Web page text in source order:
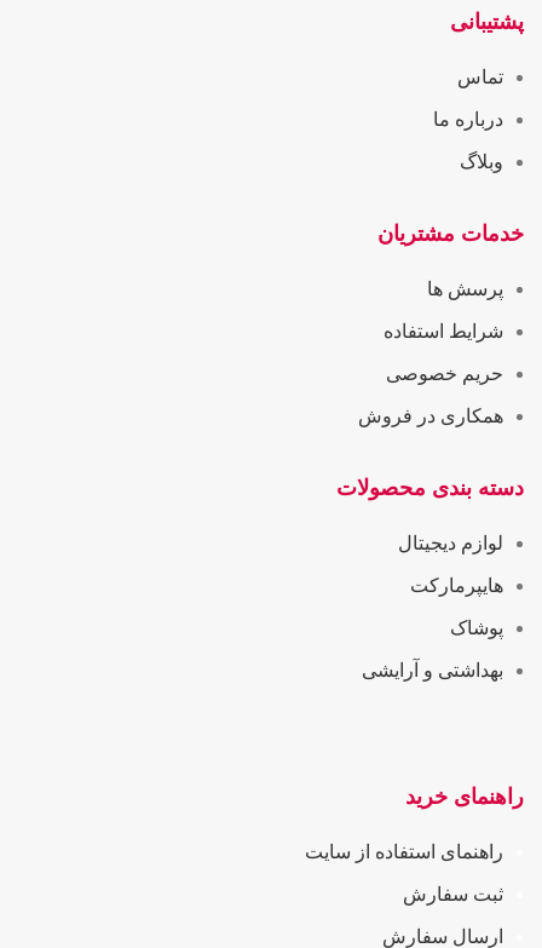
پشتیبانی
تماس
درباره ما
وبلاگ
خدمات مشتریان
پرسش ها
شرایط استفاده
حریم خصوصی
همکاری در فروش
دسته بندی محصولات
لوازم دیجیتال
هایپرمارکت
پوشاک
بهداشتی و آرایشی
راهنمای خرید
راهنمای استفاده از سایت
ثبت سفارش
ارسال سفارش